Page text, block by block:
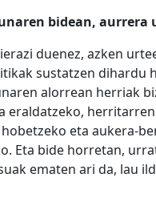
bidean, aurrera
duenez, azken
sustatzen dihardu
alorrean herriak
eraldatzeko,
eta aukera-
Eta bide horretan,
ematen ari da, lau